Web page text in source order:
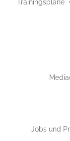
Trainingspläne
Jobs und